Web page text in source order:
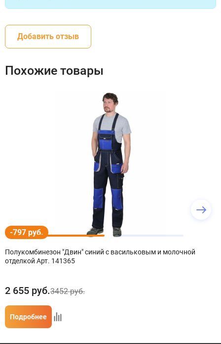
Добавить отзыв
Похожие товары
-797 руб.
Полукомбинезон "Двин" синий с васильковым и молочной
отделкой Арт. 141365
2 655 руб.3452 руб.
Подробнее